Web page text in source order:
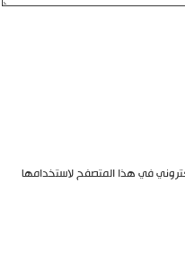
في هذا المتصفح لاستخدامها